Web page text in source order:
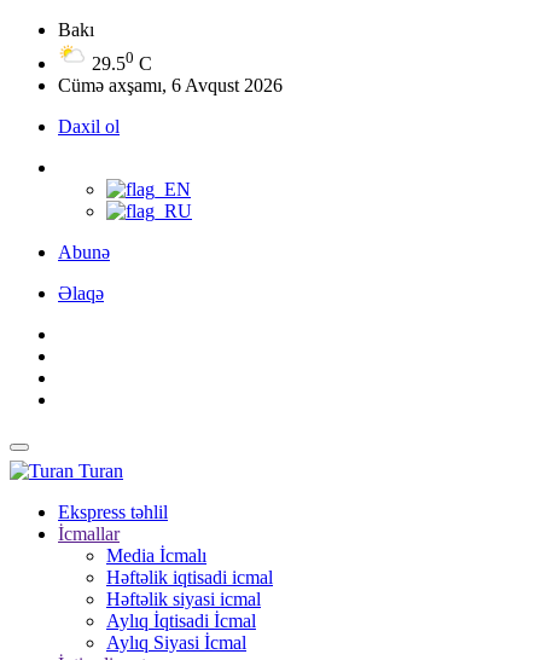
Bakı
29.50 C
Cümə axşamı, 6 Avqust 2026
Daxil ol
Abunə
Əlaqə
Turan
Ekspress təhlil
İcmallar
Media İcmalı
Həftəlik iqtisadi icmal
Həftəlik siyasi icmal
Aylıq İqtisadi İcmal
Aylıq Siyasi İcmal